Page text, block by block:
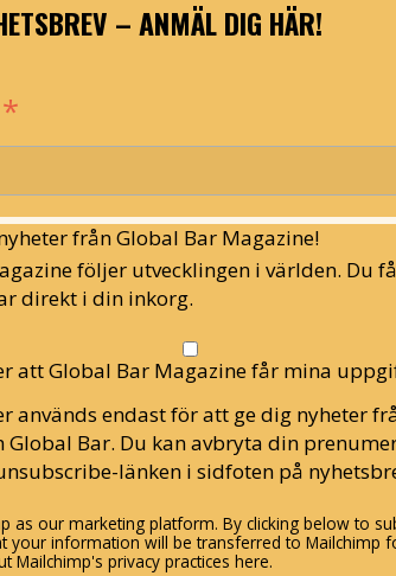
– ANMÄL DIG HÄR!
*
från Global Bar Magazine!
följer utvecklingen i världen. Du
direkt i din inkorg.
att Global Bar Magazine får mina
används endast för att ge dig nyheter
Global Bar. Du kan avbryta din
länken i sidfoten på
as our marketing platform. By clicking below to
your information will be transferred to Mailchimp
Mailchimp's privacy practices here.